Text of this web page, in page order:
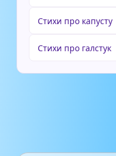
Стихи про капусту
Стихи про галстук